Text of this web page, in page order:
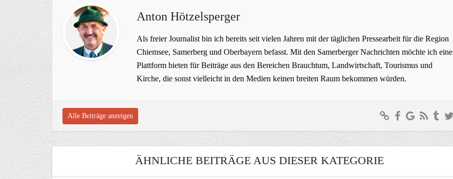
Anton Hötzelsperger
Als freier Journalist bin ich bereits seit vielen Jahren mit der täglichen Pressearbeit für die Region
Chiemsee, Samerberg und Oberbayern befasst. Mit den Samerberger Nachrichten möchte ich eine
Plattform bieten für Beiträge aus den Bereichen Brauchtum, Landwirtschaft, Tourismus und
Kirche, die sonst vielleicht in den Medien keinen breiten Raum bekommen würden.
Alle Beiträge anzeigen
ÄHNLICHE BEITRÄGE AUS DIESER KATEGORIE